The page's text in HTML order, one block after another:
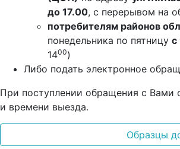
до 17.00, с перерывом на
потребителям районов
понедельника по пятницу с
1400)
Либо подать электронное
При поступлении обращения с Вами
и времени выезда.
Образцы